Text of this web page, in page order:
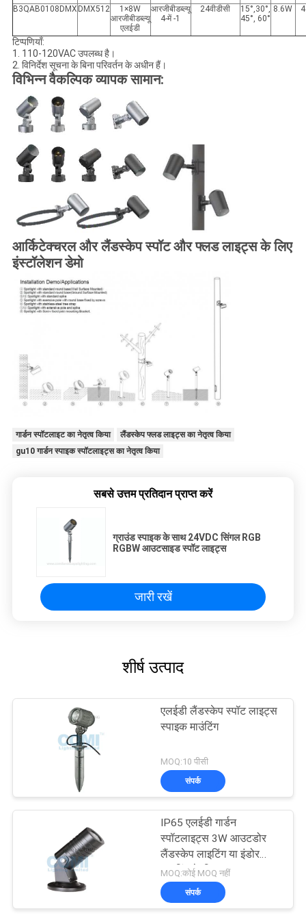
B3QAB0108DMX DMX512
1×8W
आरजीबीडब्ल्यू
एलईडी
आरजीबीडब्ल्यू
4-में -1
24वीडीसी
15°,30°,
45°, 60°
8.6W
टिप्पणियाँ:
1. 110-120VAC उपलब्ध है।
2. विनिर्देश सूचना के बिना परिवर्तन के अधीन हैं।
विभिन्न वैकल्पिक व्यापक सामान:
आर्किटेक्चरल और लैंडस्केप स्पॉट और फ्लड लाइट्स के लिए
इंस्टॉलेशन डेमो
गार्डन स्पॉटलाइट का नेतृत्व किया
लैंडस्केप फ्लड लाइट्स का नेतृत्व किया
gu10 गार्डन स्पाइक स्पॉटलाइट्स का नेतृत्व किया
सबसे उत्तम प्रतिदान प्राप्त करें
ग्राउंड स्पाइक के साथ 24VDC सिंगल RGB
RGBW आउटसाइड स्पॉट लाइट्स
जारी रखें
शीर्ष उत्पाद
एलईडी लैंडस्केप स्पॉट लाइट्स
स्पाइक माउंटिंग
MOQ:10 पीसी
संपर्क
IP65 एलईडी गार्डन
स्पॉटलाइट्स 3W आउटडोर
लैंडस्केप लाइटिंग या इंडोर
लाइटिंग के लिए
MOQ:कोई MOQ नहीं
संपर्क